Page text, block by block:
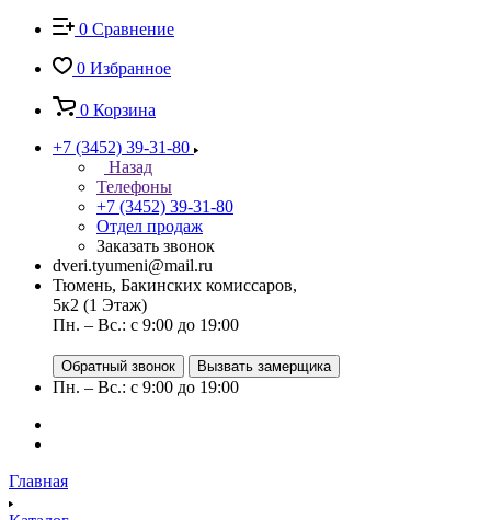
0 Сравнение
0 Избранное
0 Корзина
+7 (3452) 39-31-80
Назад
Телефоны
+7 (3452) 39-31-80
Отдел продаж
Заказать звонок
dveri.tyumeni@mail.ru
Тюмень, Бакинских комиссаров,
5к2 (1 Этаж)
Пн. – Вс.: с 9:00 до 19:00
Обратный звонок Вызвать замерщика
Пн. – Вс.: с 9:00 до 19:00
Главная